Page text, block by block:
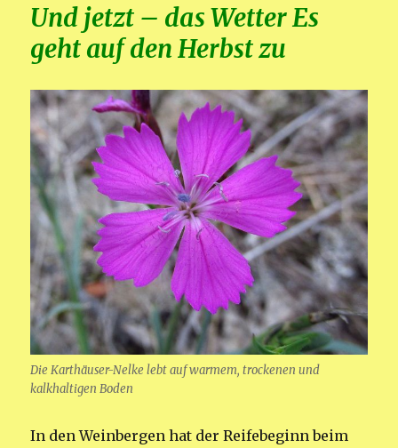
Und jetzt – das Wetter Es
geht auf den Herbst zu
Die Karthäuser-Nelke lebt auf warmem, trockenen und
kalkhaltigen Boden
In den Weinbergen hat der Reifebeginn beim